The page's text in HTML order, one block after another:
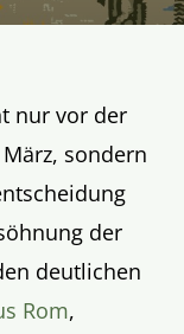
nur vor der
sondern
der
deutlichen
Rom,